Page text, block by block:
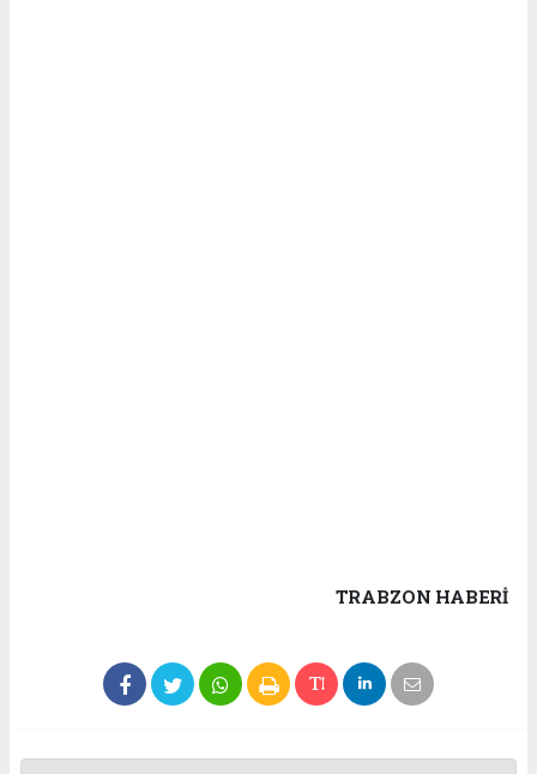
TRABZON HABERİ